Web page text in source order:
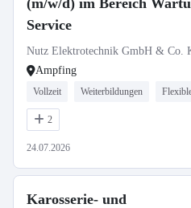
(m/w/d) im Bereich
Service
Nutz Elektrotechnik GmbH & Co.
Ampfing
Vollzeit Weiterbildungen
2
24.07.2026
Karosserie- und